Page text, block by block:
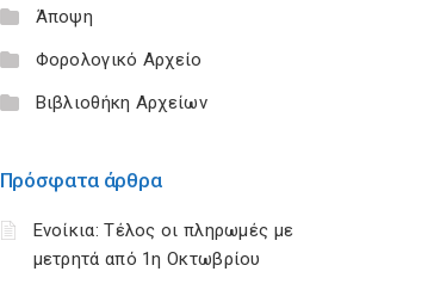
Άποψη
Φορολογικό Αρχείο
Βιβλιοθήκη Αρχείων
Πρόσφατα άρθρα
Ενοίκια: Τέλος οι πληρωμές με
μετρητά από 1η Οκτωβρίου